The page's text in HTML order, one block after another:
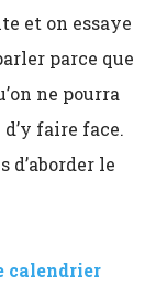
et on essaye
parce que
ne pourra
faire face.
d’aborder le
calendrier